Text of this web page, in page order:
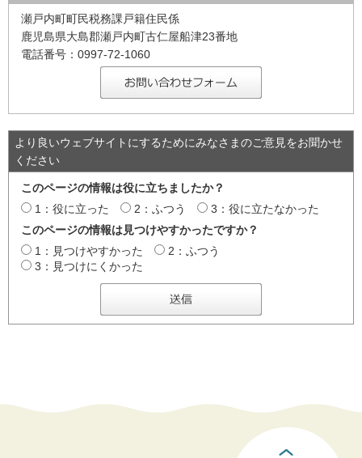
瀬戸内町町民税務課戸籍住民係
鹿児島県大島郡瀬戸内町古仁屋船津23番地
電話番号：0997-72-1060
より良いウェブサイトにするためにみなさまのご意見をお聞かせ
ください
このページの情報は役に立ちましたか？
1：役に立った
2：ふつう
3：役に立たなかった
このページの情報は見つけやすかったですか？
1：見つけやすかった
2：ふつう
3：見つけにくかった